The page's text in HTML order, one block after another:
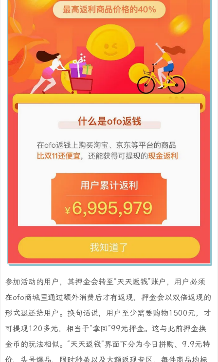
参加活动的用户，其押金会转至“天天返钱”账户，用户必须
在ofo商城里通过额外消费后才有返现，押金会以双倍返现的
形式退还给用户。换句话说，用户至少需要购物1500元，才
可提现120多元，相当于“拿回”99元押金。这与此前押金换
金币的玩法相似。“天天返钱”界面下分为今日拼购、9.9元特
价、头号爆品、限时秒杀以及大额返现专区，每件商品均标